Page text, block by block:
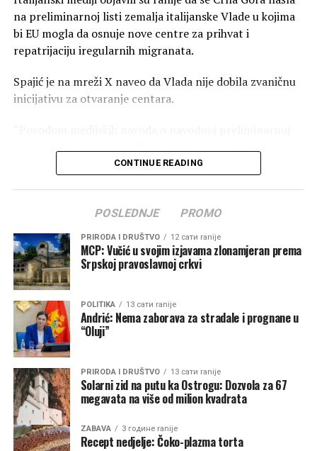
na preliminarnoj listi zemalja italijanske Vlade u kojima
bi EU mogla da osnuje nove centre za prihvat i
repatrijaciju iregularnih migranata.
Spajić je na mreži X naveo da Vlada nije dobila zvaničnu
inicijativu za otvaranje centara.
prihvat i repatrijaciju iregularnih migranata iz zemalja
teritoriji, kao i da Vlada nije dobila zvaničnu inicijativu za
njihovo otvaranje – a kad bude ta inicijativa na stolu –
naš odgovor će biti negativan”, kazao je Spajić.
Italijanska premijerka
Đorđa Meloni predlaže
Crnu Goru za prihvat
migranata
On je rekao da Crna Gora ostaje pouzdan partner EU u
zaštiti zajedničkih granica, kao i upravljanjem
migratornih kretanja.
CONTINUE READING
POSLEDNJE PROMO
PRIRODA I DRUŠTVO 12 сати ranije
MCP: Vučić u svojim izjavama zlonamjeran prema
Srpskoj pravoslavnoj crkvi
POLITIKA 13 сати ranije
Andrić: Nema zaborava za stradale i prognane u
“Oluji”
PRIRODA I DRUŠTVO 13 сати ranije
Solarni zid na putu ka Ostrogu: Dozvola za 67
megavata na više od milion kvadrata
ZABAVA 3 године ranije
Recept nedjelje: Čoko-plazma torta